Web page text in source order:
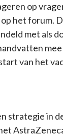
op
op het forum.
met als
van het
strategie in